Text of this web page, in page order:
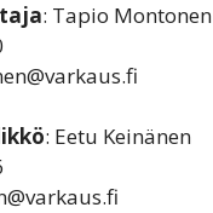
: Tapio Montonen
: Eetu Keinänen